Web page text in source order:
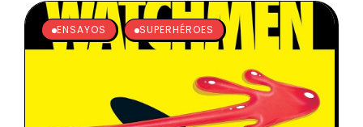
ENSAYOS SUPERHÉROES